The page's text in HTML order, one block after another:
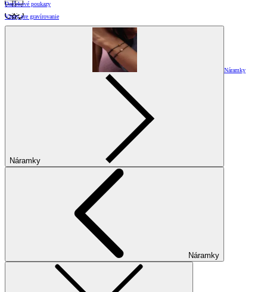
Darčekové poukazy
Vzory pre gravírovanie
Náramky
Náramky
Náramky